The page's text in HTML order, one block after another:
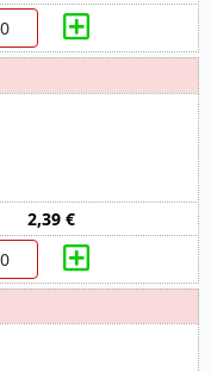
2,39 €